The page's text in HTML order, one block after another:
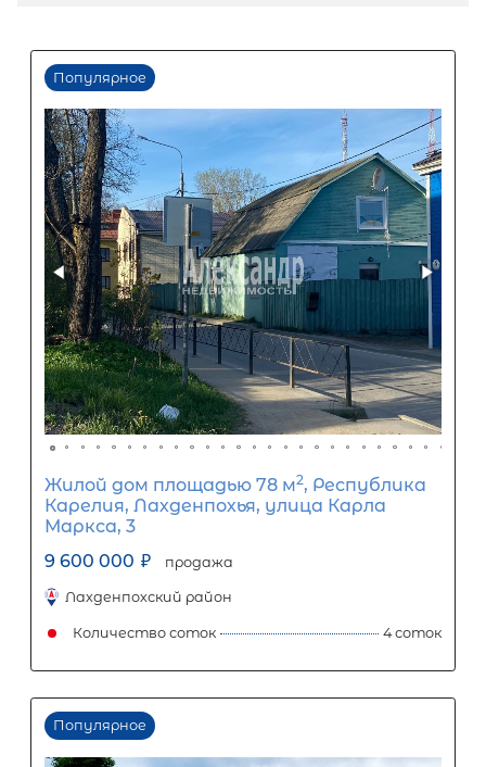
Жилой дом площадью 116 м2,
Ленинградская область,
район, Плодовское сельское
посёлок Солнечное, Прибрежная
8А
8 800 000 ₽ продажа
Парнас Приозерский район
Количество соток
Популярное